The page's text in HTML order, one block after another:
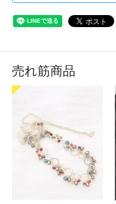
売れ筋商品